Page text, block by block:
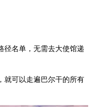
径名单，无需去大使馆递
就可以走遍巴尔干的所有